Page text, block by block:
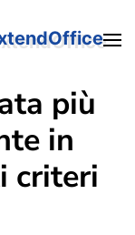
più
in
criteri